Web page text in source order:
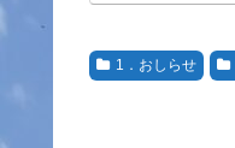
1．おしらせ